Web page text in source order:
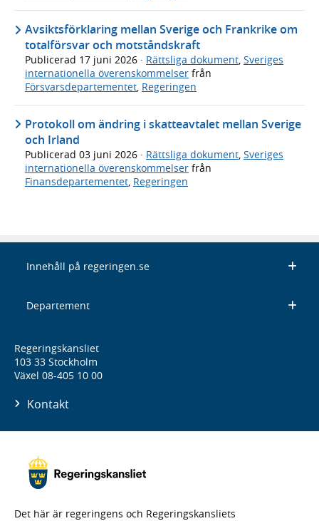
Avsiktsförklaring mellan Sverige och Frankrike om
totalförsvar och motståndskraft
Publicerad 17 juni 2026 · Rättsliga dokument, Sveriges
internationella överenskommelser från
Försvarsdepartementet, Regeringen
Protokoll om ändring i skatteavtalet mellan Sverige
och Irland
Publicerad 03 juni 2026 · Rättsliga dokument, Sveriges
internationella överenskommelser från
Finansdepartementet, Regeringen
Innehåll på regeringen.se
Departement
Regeringskansliet
103 33 Stockholm
Växel 08-405 10 00
Kontakt
Det här är regeringens och Regeringskansliets